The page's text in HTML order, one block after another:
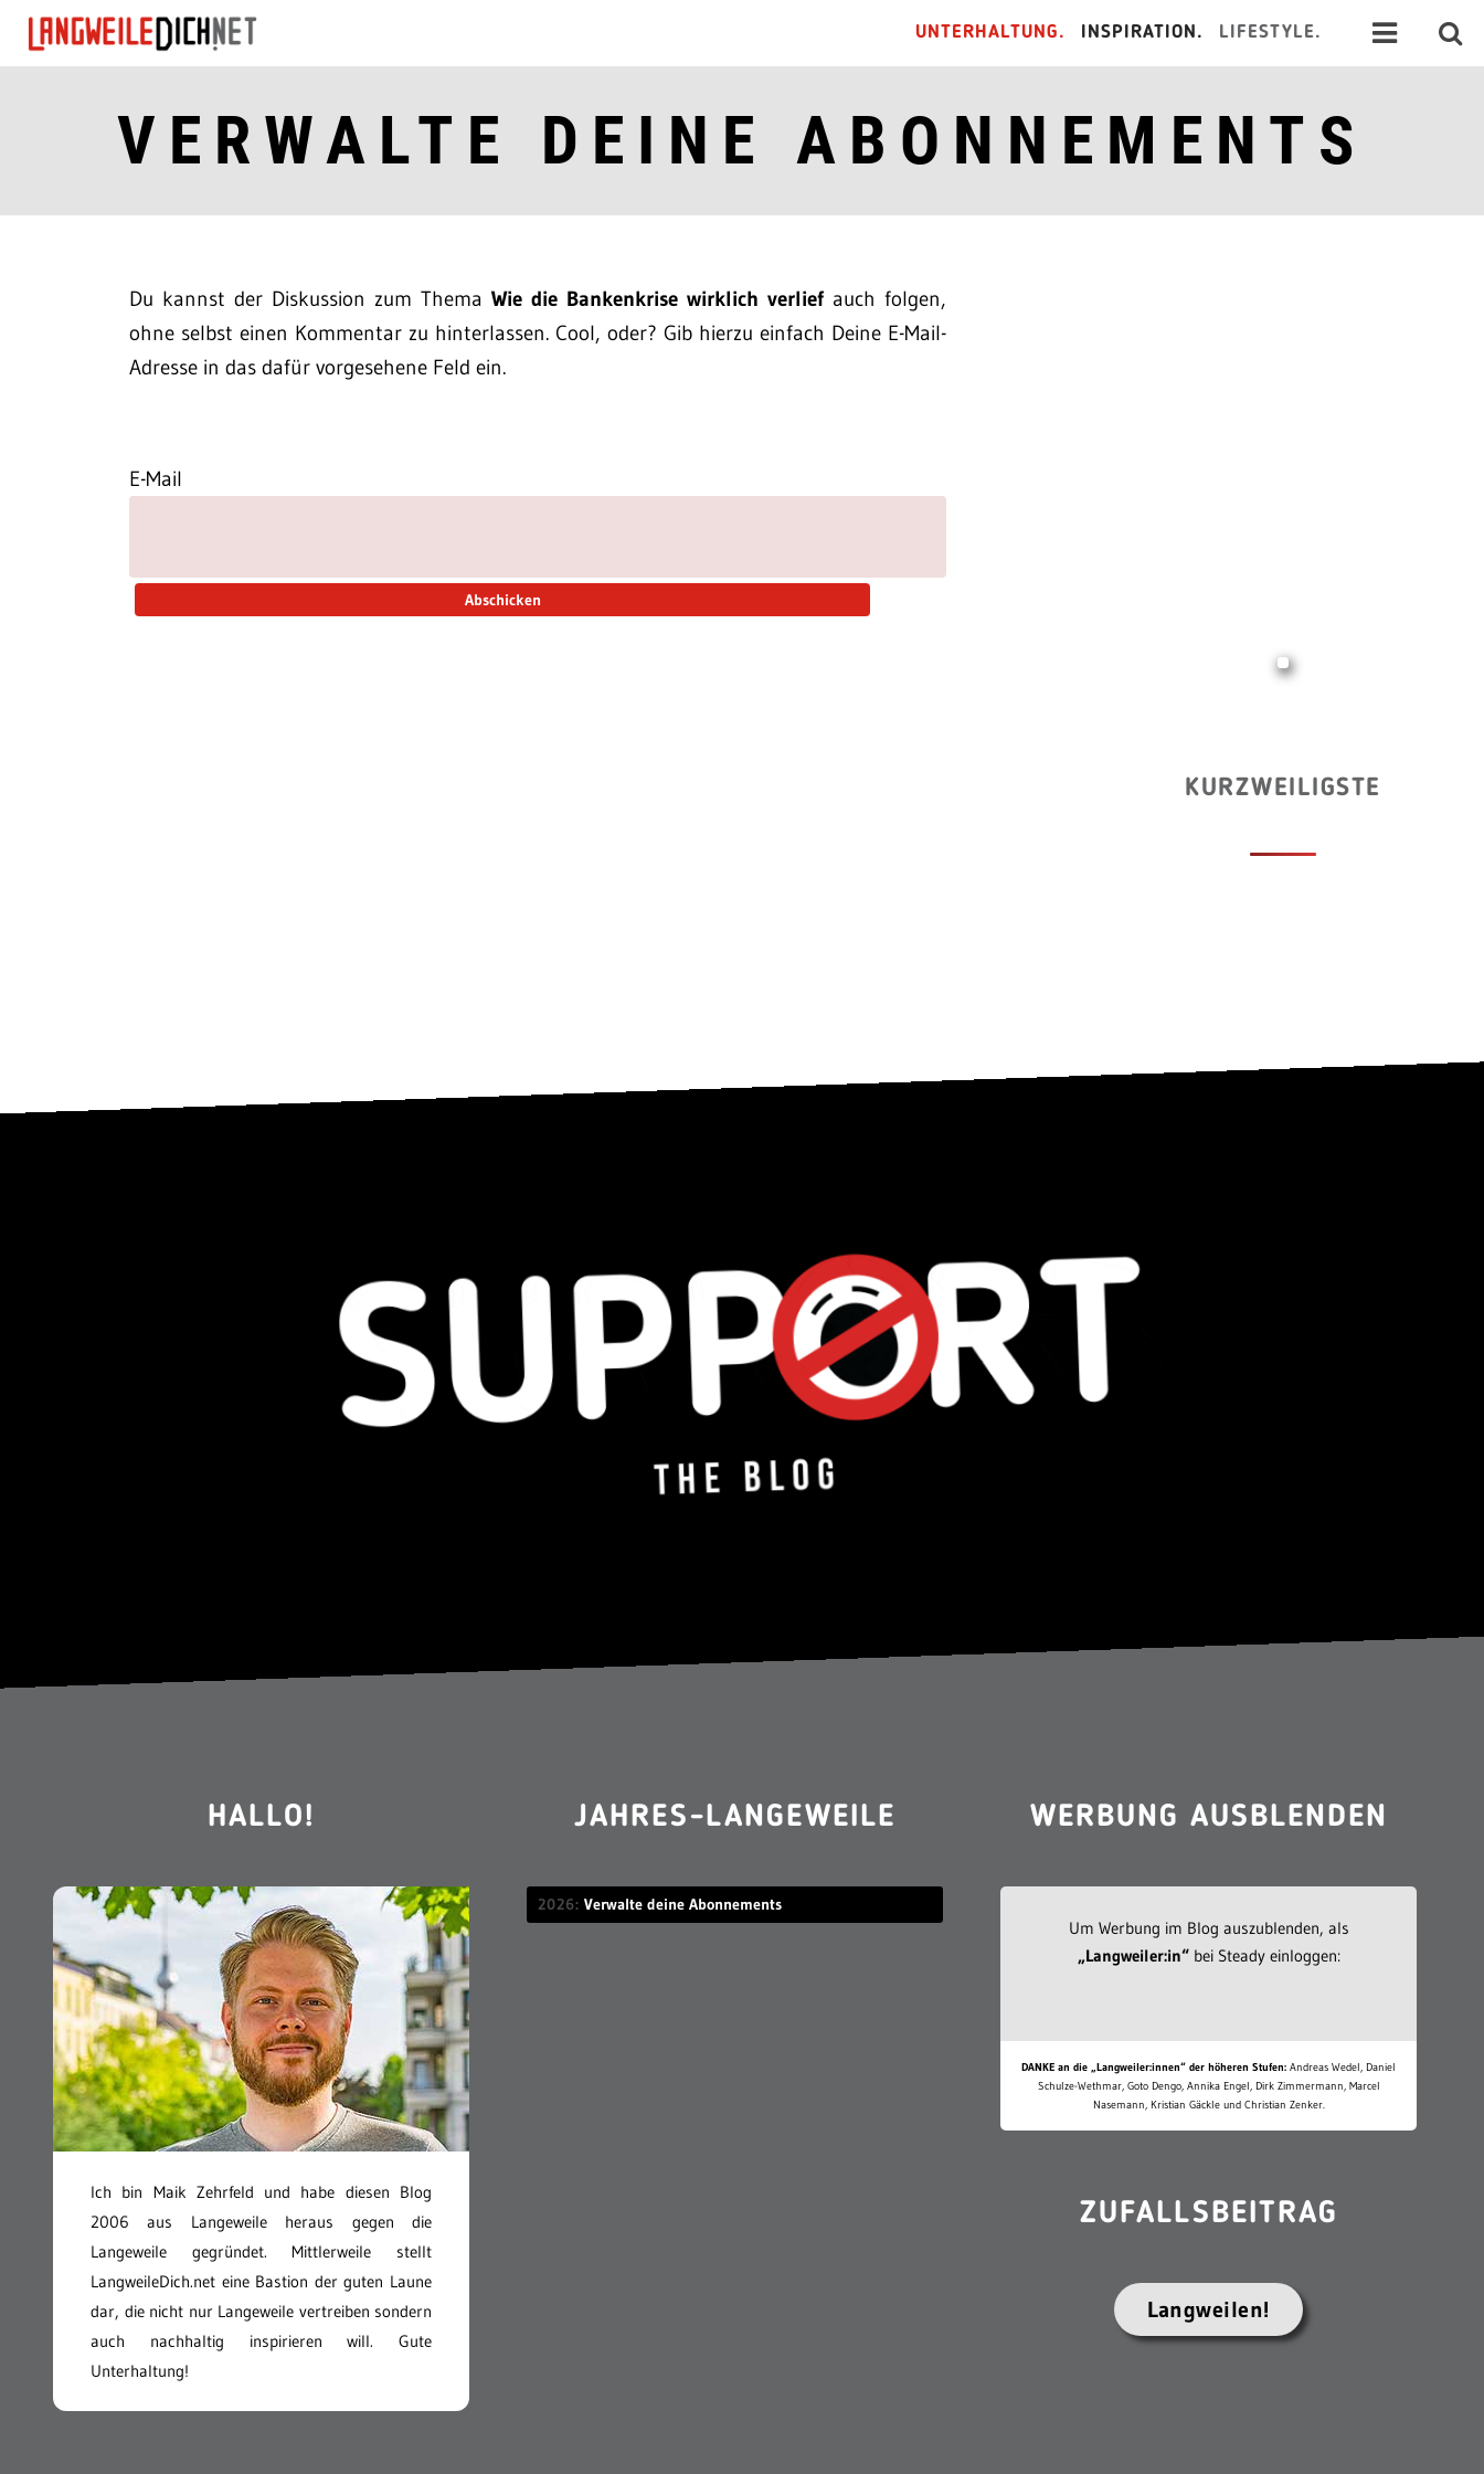
UNTERHALTUNG. INSPIRATION. LIFESTYLE.
VERWALTE DEINE ABONNEMENTS
Du kannst der Diskussion zum Thema Wie die Bankenkrise wirklich verliefauch folgen,
ohne selbst einen Kommentar zu hinterlassen. Cool, oder? Gib hierzu einfach Deine E-Mail-
Adresse in das dafür vorgesehene Feld ein.
E-Mail
KURZWEILIGSTE
HALLO!
Ich bin Maik Zehrfeld und habe diesen Blog
2006 aus Langeweile heraus gegen die
Langeweile gegründet. Mittlerweile stellt
LangweileDich.net eine Bastion der guten Laune
dar, die nicht nur Langeweile vertreiben sondern
auch nachhaltig inspirieren will. Gute
Unterhaltung!
JAHRES-LANGEWEILE
2026 Verwalte deine Abonnements
WERBUNG AUSBLENDEN
Um Werbung im Blog auszublenden, als
„Langweiler:in“bei Steady einloggen:
DANKE an die „Langweiler:innen“ der höheren Stufen: Andreas Wedel, Daniel
Schulze-Wethmar, Goto Dengo, Annika Engel, Dirk Zimmermann, Marcel
Nasemann, Kristian Gäckle und Christian Zenker.
ZUFALLSBEITRAG
Langweilen!